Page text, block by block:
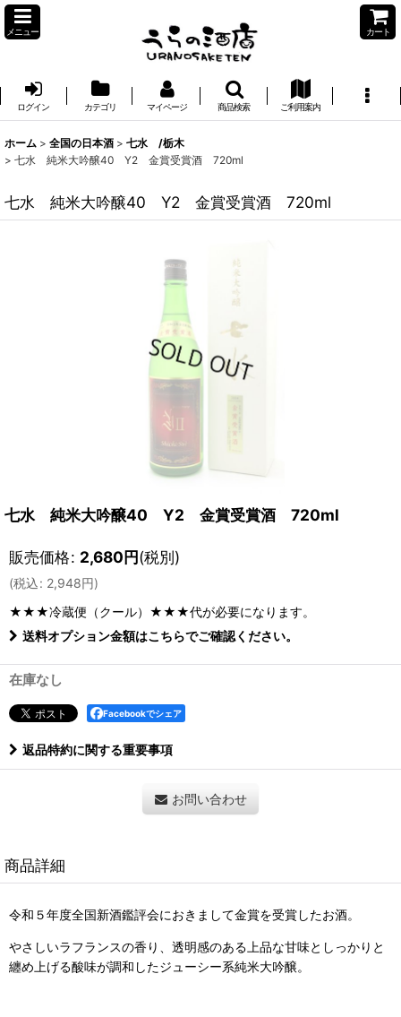
メニュー カート
ログイン カテゴリ マイページ 商品検索 ご利用案内
ホーム > 全国の日本酒 > 七水 /栃木
> 七水 純米大吟醸40 Y2 金賞受賞酒 720ml
七水 純米大吟醸40 Y2 金賞受賞酒 720ml
七水 純米大吟醸40 Y2 金賞受賞酒 720ml
販売価格: 2,680円(税別)
(税込: 2,948円)
★★★冷蔵便（クール）★★★代が必要になります。
送料オプション金額はこちらでご確認ください。
在庫なし
Facebookでシェア
返品特約に関する重要事項
お問い合わせ
商品詳細
令和５年度全国新酒鑑評会におきまして金賞を受賞したお酒。
やさしいラフランスの香り、透明感のある上品な甘味としっかりと
纏め上げる酸味が調和したジューシー系純米大吟醸。